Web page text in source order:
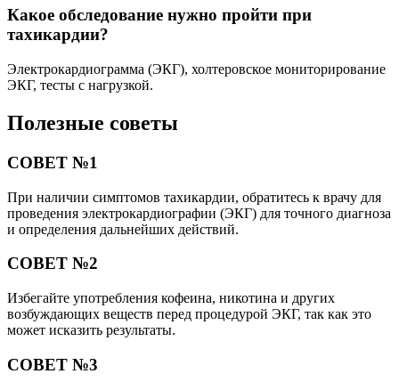
Какое обследование нужно пройти при
тахикардии?
Электрокардиограмма (ЭКГ), холтеровское мониторирование
ЭКГ, тесты с нагрузкой.
Полезные советы
СОВЕТ №1
При наличии симптомов тахикардии, обратитесь к врачу для
проведения электрокардиографии (ЭКГ) для точного диагноза
и определения дальнейших действий.
СОВЕТ №2
Избегайте употребления кофеина, никотина и других
возбуждающих веществ перед процедурой ЭКГ, так как это
может исказить результаты.
СОВЕТ №3